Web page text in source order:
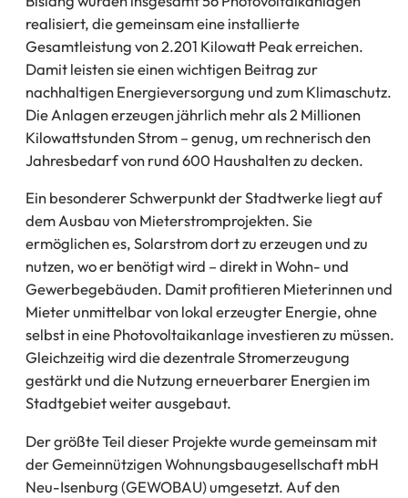
realisiert, die gemeinsam eine installierte
Gesamtleistung von 2.201 Kilowatt Peak erreichen.
Damit leisten sie einen wichtigen Beitrag zur
nachhaltigen Energieversorgung und zum Klimaschutz.
Die Anlagen erzeugen jährlich mehr als 2 Millionen
Kilowattstunden Strom – genug, um rechnerisch den
Jahresbedarf von rund 600 Haushalten zu decken.
Ein besonderer Schwerpunkt der Stadtwerke liegt auf
dem Ausbau von Mieterstromprojekten. Sie
ermöglichen es, Solarstrom dort zu erzeugen und zu
nutzen, wo er benötigt wird – direkt in Wohn- und
Gewerbegebäuden. Damit profitieren Mieterinnen und
Mieter unmittelbar von lokal erzeugter Energie, ohne
selbst in eine Photovoltaikanlage investieren zu müssen.
Gleichzeitig wird die dezentrale Stromerzeugung
gestärkt und die Nutzung erneuerbarer Energien im
Stadtgebiet weiter ausgebaut.
Der größte Teil dieser Projekte wurde gemeinsam mit
der Gemeinnützigen Wohnungsbaugesellschaft mbH
Neu-Isenburg (GEWOBAU) umgesetzt. Auf den